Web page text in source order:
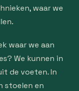
waar we
waar we aan
We kunnen in
de voeten. In
stoelen en